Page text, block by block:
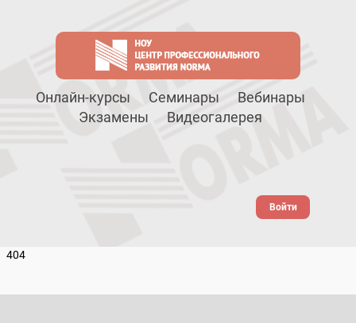
Онлайн-курсы Семинары
Вебинары
Экзамены
Видеогалерея
Войти
404